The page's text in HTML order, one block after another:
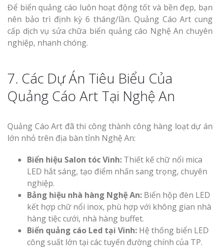
Để biển quảng cáo luôn hoạt động tốt và bền đẹp, bạn
nên bảo trì định kỳ 6 tháng/lần. Quảng Cáo Art cung
cấp dịch vụ sửa chữa biển quảng cáo Nghệ An chuyên
nghiệp, nhanh chóng.
7. Các Dự Án Tiêu Biểu Của
Quảng Cáo Art Tại Nghệ An
Quảng Cáo Art đã thi công thành công hàng loạt dự án
lớn nhỏ trên địa bàn tỉnh Nghệ An:
Biển hiệu Salon tóc Vinh: Thiết kế chữ nổi mica
LED hắt sáng, tạo điểm nhấn sang trọng, chuyên
nghiệp.
Bảng hiệu nhà hàng Nghệ An: Biển hộp đèn LED
kết hợp chữ nổi inox, phù hợp với không gian nhà
hàng tiệc cưới, nhà hàng buffet.
Biển quảng cáo Led tại Vinh: Hệ thống biển LED
công suất lớn tại các tuyến đường chính của TP.